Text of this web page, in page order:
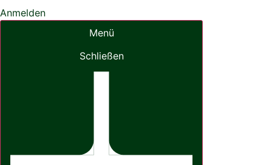
Anmelden
Menü
Schließen